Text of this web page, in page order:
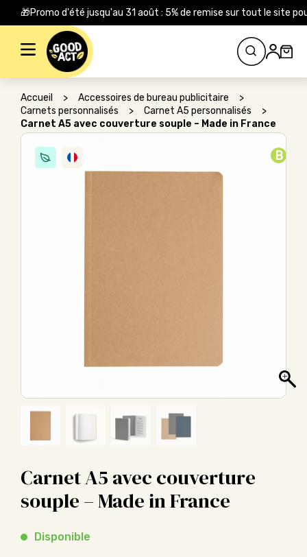
🎁Promo d'été jusqu'au 31 août : 5% de remise sur tout le site
Rechercher :
Accueil > Accessoires de bureau publicitaire
>
Carnets personnalisés
> Carnet A5 personnalisés
>
Carnet A5 avec couverture souple – Made in France
B
Carnet A5 avec couverture
souple – Made in France
Disponible